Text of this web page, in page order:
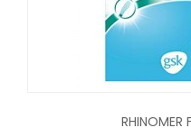
RHINOMER